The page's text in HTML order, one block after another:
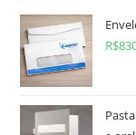
R$